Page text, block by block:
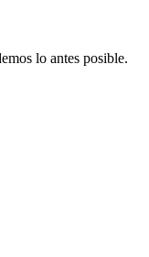
lo antes posible.